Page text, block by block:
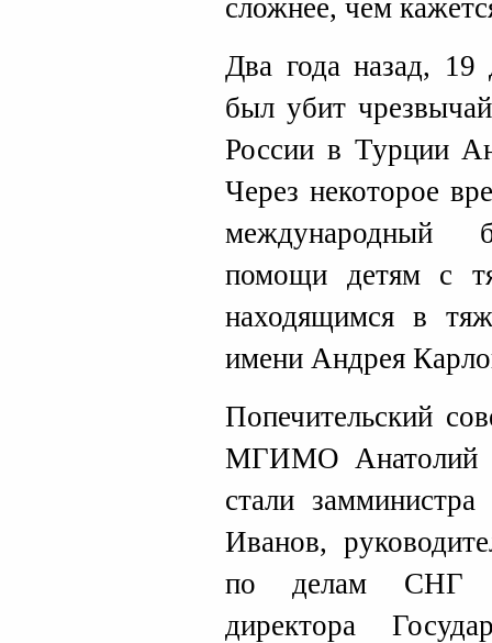
сложнее, чем
Два года назад, 19
был убит
России в Турции
Через некоторое
международный
помощи детям с
находящимся в
имени Андрея
Попечительский
МГИМО Анатолий
стали
Иванов,
по делам СНГ
директора